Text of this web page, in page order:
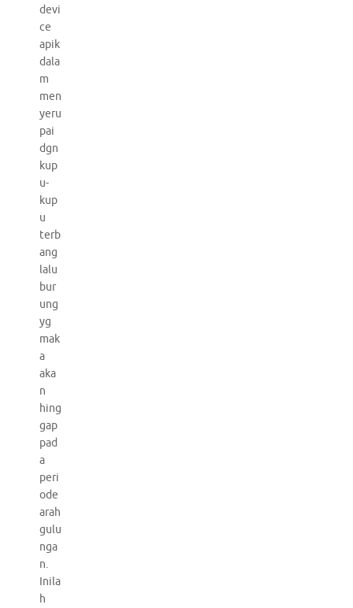
devi
ce
apik
dala
m
men
yeru
pai
dgn
kup
u-
kup
u
terb
ang
lalu
bur
ung
yg
mak
a
aka
n
hing
gap
pad
a
peri
ode
arah
gulu
nga
n.
Inila
h